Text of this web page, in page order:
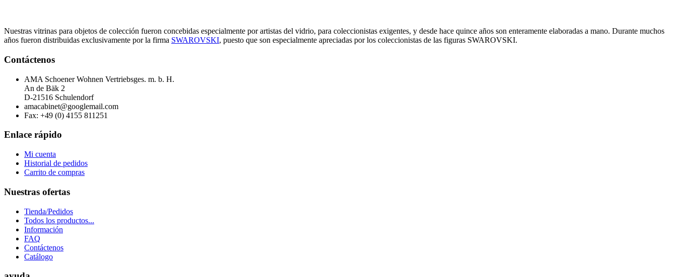
Nuestras vitrinas para objetos de colección fueron concebidas especialmente por artistas del vidrio, para coleccionistas exigentes, y desde hace quince años son enteramente elaboradas a mano. Durante muchos
años fueron distribuidas exclusivamente por la firma SWAROVSKI, puesto que son especialmente apreciadas por los coleccionistas de las figuras SWAROVSKI.
Contáctenos
AMA Schoener Wohnen Vertriebsges. m. b. H.
An de Bäk 2
D-21516 Schulendorf
amacabinet@googlemail.com
Fax: +49 (0) 4155 811251
Enlace rápido
Mi cuenta
Historial de pedidos
Carrito de compras
Nuestras ofertas
Tienda/Pedidos
Todos los productos...
Información
FAQ
Contáctenos
Catálogo